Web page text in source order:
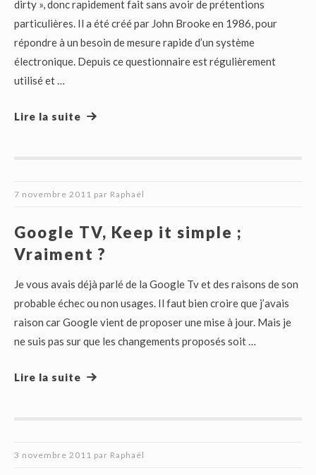
dirty », donc rapidement fait sans avoir de prétentions
particulières. Il a été créé par John Brooke en 1986, pour
répondre à un besoin de mesure rapide d’un système
électronique. Depuis ce questionnaire est régulièrement
utilisé et …
Lire la suite
7 novembre 2011 par Raphaël
Google TV, Keep it simple ;
Vraiment ?
Je vous avais déjà parlé de la Google Tv et des raisons de son
probable échec ou non usages. Il faut bien croire que j’avais
raison car Google vient de proposer une mise à jour. Mais je
ne suis pas sur que les changements proposés soit …
Lire la suite
3 novembre 2011 par Raphaël